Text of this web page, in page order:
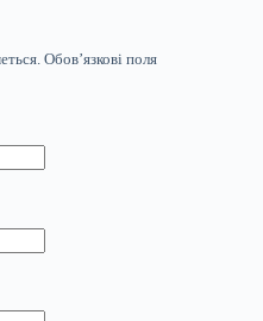
Обов’язкові поля